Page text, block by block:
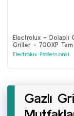
Electrolux - Dolaplı
Griller - 700XP Tam
Serbest Gazlı Izgara
Electrolux Professional
Gazlı